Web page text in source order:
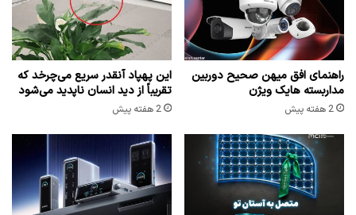
راهنمای افق میهن صحیح دوربین
مداربسته هایک ویژن
2 هفته پیش
این پهپاد آنقدر سریع می‌چرخد که
تقریباً از دید انسان ناپدید می‌شود
2 هفته پیش